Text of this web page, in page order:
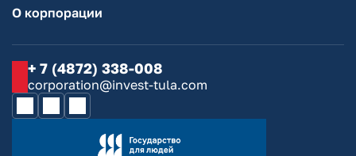
О корпорации
+ 7 (4872) 338-008
corporation@invest-tula.com